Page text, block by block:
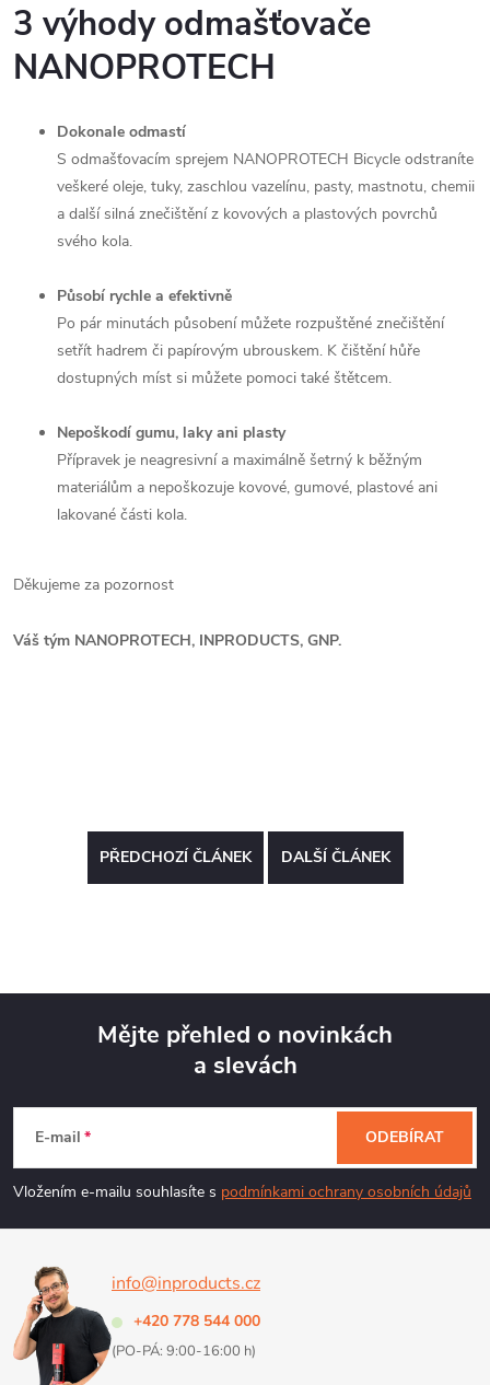
3 výhody odmašťovače
NANOPROTECH
Dokonale odmastí
S odmašťovacím sprejem NANOPROTECH Bicycle odstraníte
veškeré oleje, tuky, zaschlou vazelínu, pasty, mastnotu, chemii
a další silná znečištění z ko­vových a plastových povrchů
svého kola.
Působí rychle a efektivně
Po pár minutách působení můžete rozpuštěné znečištění
setřít hadrem či papírovým ubrouskem. K čištění hůře
dostupných míst si můžete pomoci také štětcem.
Nepoškodí gumu, laky ani plasty
Přípravek je neagresivní a maximálně šetrný k běžným
materiálům a nepoškozuje kovové, gumové, plastové ani
lakované části kola.
Děkujeme za pozornost
Váš tým NANOPROTECH, INPRODUCTS, GNP.
PŘEDCHOZÍ ČLÁNEK DALŠÍ ČLÁNEK
p
Mějte přehled o novinkách
a slevách
E-mail
Vložením e-mailu souhlasíte s podmínkami ochrany osobních údajů
ODEBÍRAT
info@inproducts.cz
+420 778 544 000
(PO-PÁ: 9:00-16:00 h)